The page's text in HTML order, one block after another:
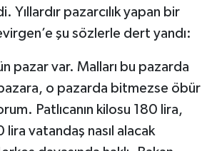
Yıllardır pazarcılık yapan bir
şu sözlerle dert yandı:
pazar var. Malları bu pazarda
o pazarda bitmezse öbür
Patlıcanın kilosu 180 lira,
vatandaş nasıl alacak